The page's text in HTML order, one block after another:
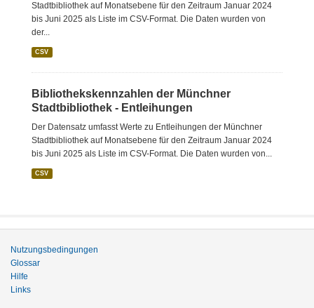
Stadtbibliothek auf Monatsebene für den Zeitraum Januar 2024
bis Juni 2025 als Liste im CSV-Format. Die Daten wurden von
der...
CSV
Bibliothekskennzahlen der Münchner
Stadtbibliothek - Entleihungen
Der Datensatz umfasst Werte zu Entleihungen der Münchner
Stadtbibliothek auf Monatsebene für den Zeitraum Januar 2024
bis Juni 2025 als Liste im CSV-Format. Die Daten wurden von...
CSV
Nutzungsbedingungen
Glossar
Hilfe
Links